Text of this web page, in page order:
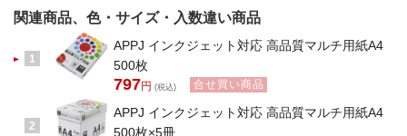
関連商品、色・サイズ・入数違い商品
1
APPJ インクジェット対応 高品質マルチ用紙A4
500枚
797円 (税込) 合せ買い商品
2
APPJ インクジェット対応 高品質マルチ用紙A4
500枚×5冊